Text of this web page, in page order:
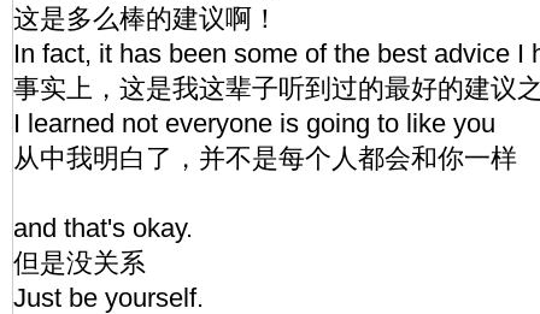
这是多么棒的建议啊！
In fact, it has been some of the best advice I
事实上，这是我这辈子听到过的最好的建议
I learned not everyone is going to like you
从中我明白了，并不是每个人都会和你一样
and that's okay.
但是没关系
Just be yourself.